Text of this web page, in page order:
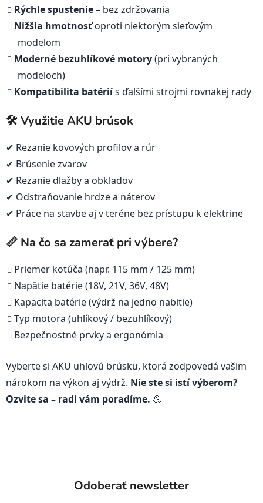
Rýchle spustenie– bez zdržovania
Nižšia hmotnosťoproti niektorým sieťovým
modelom
Moderné bezuhlíkové motory(pri vybraných
modeloch)
Kompatibilita batériís ďalšími strojmi rovnakej rady
🛠️ Využitie AKU brúsok
✔ Rezanie kovových profilov a rúr
✔ Brúsenie zvarov
✔ Rezanie dlažby a obkladov
✔ Odstraňovanie hrdze a náterov
✔ Práce na stavbe aj v teréne bez prístupu k elektrine
📏 Na čo sa zamerať pri výbere?
Priemer kotúča (napr. 115 mm / 125 mm)
Napätie batérie (18V, 21V, 36V, 48V)
Kapacita batérie (výdrž na jedno nabitie)
Typ motora (uhlíkový / bezuhlíkový)
Bezpečnostné prvky a ergonómia
Vyberte si AKU uhlovú brúsku, ktorá zodpovedá vašim
nárokom na výkon aj výdrž. Nie ste si istí výberom?
Ozvite sa – radi vám poradíme. 💪
Odoberať newsletter